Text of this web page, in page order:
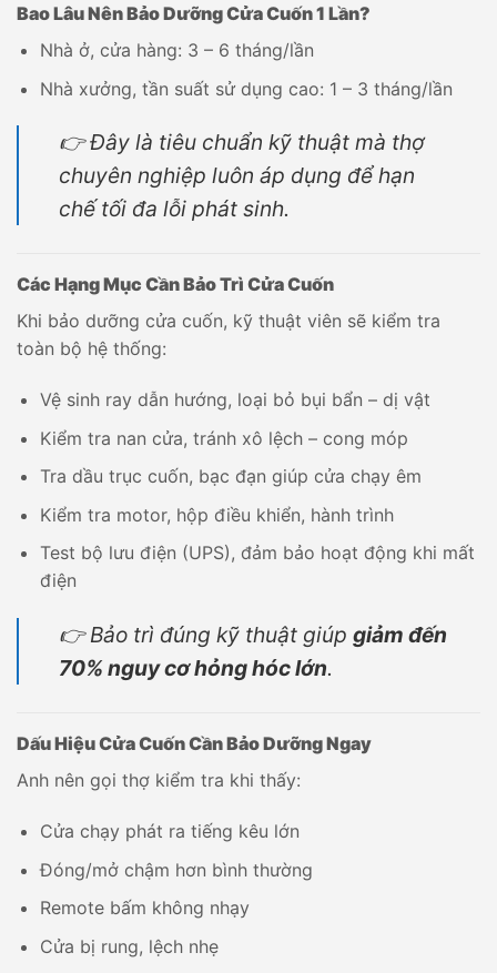
Bao Lâu Nên Bảo Dưỡng Cửa Cuốn 1 Lần?
Nhà ở, cửa hàng: 3 – 6 tháng/lần
Nhà xưởng, tần suất sử dụng cao: 1 – 3 tháng/lần
👉 Đây là tiêu chuẩn kỹ thuật mà thợ
chuyên nghiệp luôn áp dụng để hạn
chế tối đa lỗi phát sinh.
Các Hạng Mục Cần Bảo Trì Cửa Cuốn
Khi bảo dưỡng cửa cuốn, kỹ thuật viên sẽ kiểm tra
toàn bộ hệ thống:
Vệ sinh ray dẫn hướng, loại bỏ bụi bẩn – dị vật
Kiểm tra nan cửa, tránh xô lệch – cong móp
Tra dầu trục cuốn, bạc đạn giúp cửa chạy êm
Kiểm tra motor, hộp điều khiển, hành trình
Test bộ lưu điện (UPS), đảm bảo hoạt động khi mất
điện
👉 Bảo trì đúng kỹ thuật giúp giảm đến
70% nguy cơ hỏng hóc lớn.
Dấu Hiệu Cửa Cuốn Cần Bảo Dưỡng Ngay
Anh nên gọi thợ kiểm tra khi thấy:
Cửa chạy phát ra tiếng kêu lớn
Đóng/mở chậm hơn bình thường
Remote bấm không nhạy
Cửa bị rung, lệch nhẹ